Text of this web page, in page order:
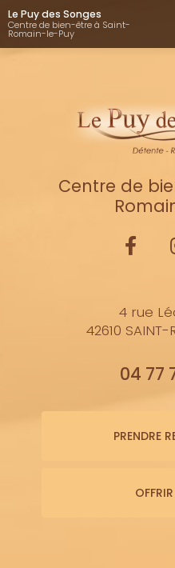
Aller
au
contenu
principal
Le Puy des Songes
Centre de bien-être à Saint-
Romain-le-Puy
Centre de
4 rue
42610 SAINT-
04 77
PRENDRE